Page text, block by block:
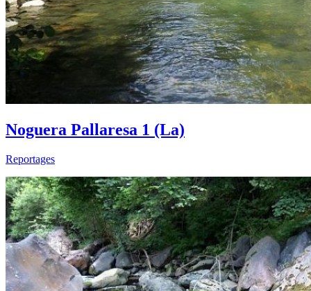
Noguera Pallaresa 1 (La)
Reportages